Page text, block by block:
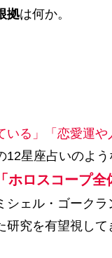
拠は何か。
いる」「恋愛運や
星座占いのよ
「ホロスコープ全
ェル・ゴーク
究を有望視して